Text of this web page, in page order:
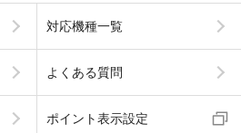
対応機種一覧
よくある質問
ポイント表示設定